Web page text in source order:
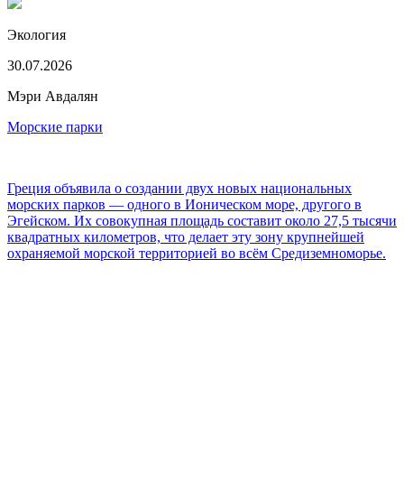
Экология
30.07.2026
Мэри Авдалян
Морские парки
Греция объявила о создании двух новых национальных
морских парков — одного в Ионическом море, другого в
Эгейском. Их совокупная площадь составит около 27,5 тысячи
квадратных километров, что делает эту зону крупнейшей
охраняемой морской территорией во всём Средиземноморье.